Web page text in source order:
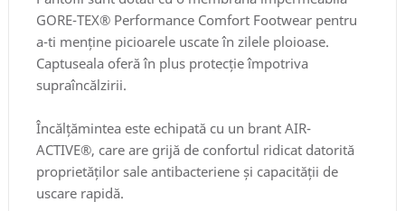
GORE-TEX® Performance Comfort Footwear pentru
a-ti menține picioarele uscate în zilele ploioase.
Captuseala oferă în plus protecție împotriva
supraîncălzirii.
Încălțămintea este echipată cu un brant AIR-
ACTIVE®, care are grijă de confortul ridicat datorită
proprietăților sale antibacteriene și capacității de
uscare rapidă.